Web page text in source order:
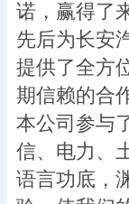
诺，赢得了
先后为长安
提供了全方
期信赖的合
本公司参与
信、电力、
语言功底，